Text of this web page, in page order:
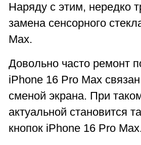
Наряду с этим, нередко
замена сенсорного
Max.
Довольно часто ремонт
iPhone 16 Pro Max
сменой экрана. При
актуальной становится
кнопок iPhone 16 Pro